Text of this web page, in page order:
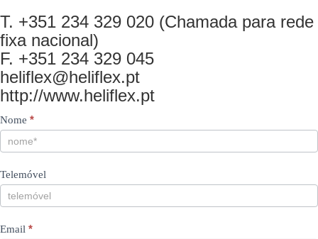
T. +351 234 329 020 (Chamada para rede
fixa nacional)
F. +351 234 329 045
heliflex@heliflex.pt
http://www.heliflex.pt
Contacts
PT
Nome *
Telemóvel
Email *
If
you
are
leave
this
field